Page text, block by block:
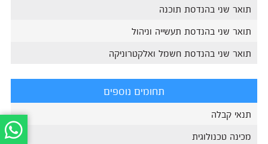
תואר שני בהנדסת תוכנה
תואר שני בהנדסת תעשייה וניהול
תואר שני בהנדסת חשמל ואלקטרוניקה
תחומים נוספים
תנאי קבלה
מכינה טכנולוגית